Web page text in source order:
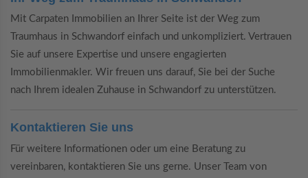
Mit Carpaten Immobilien an Ihrer Seite ist der Weg zum
Traumhaus in Schwandorf einfach und unkompliziert. Vertrauen
Sie auf unsere Expertise und unsere engagierten
Immobilienmakler. Wir freuen uns darauf, Sie bei der Suche
nach Ihrem idealen Zuhause in Schwandorf zu unterstützen.
Kontaktieren Sie uns
Für weitere Informationen oder um eine Beratung zu
vereinbaren, kontaktieren Sie uns gerne. Unser Team von